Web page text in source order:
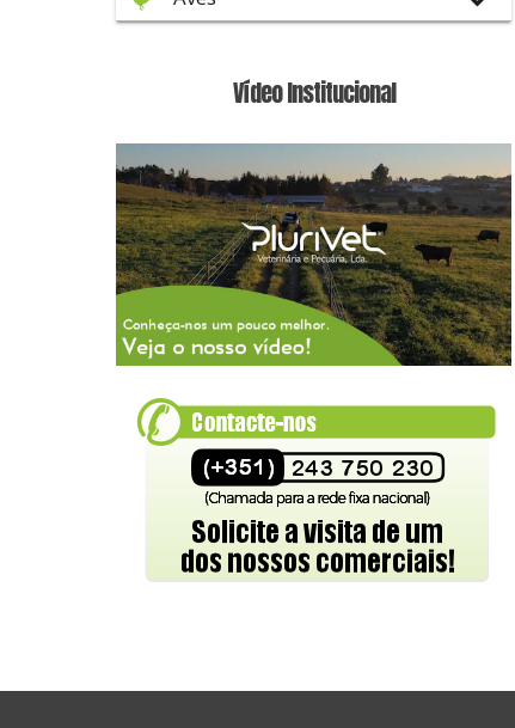
Vídeo Institucional